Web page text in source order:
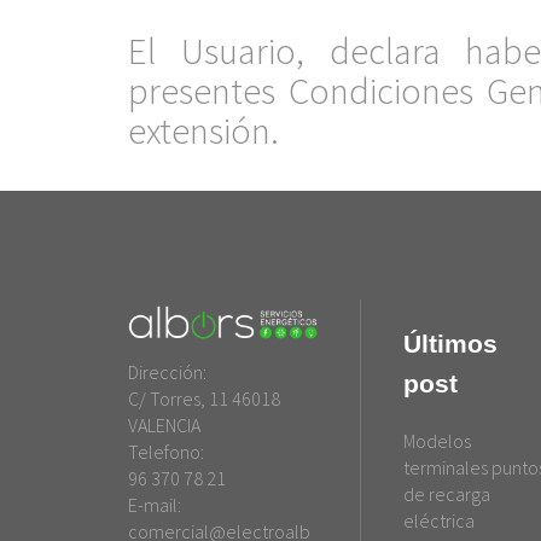
El Usuario, declara
presentes Condiciones
extensión.
Dirección:
C/ Torres, 11 46018
VALENCIA
Telefono:
96 370 78 21
E-mail:
comercial@electroalb
Últimos
post
Modelos
terminales
de recarga
eléctrica